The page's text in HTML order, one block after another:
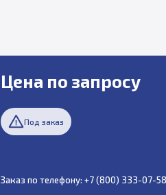
Цена по запросу
Под заказ
Заказ по телефону: +7 (800) 333-07-58